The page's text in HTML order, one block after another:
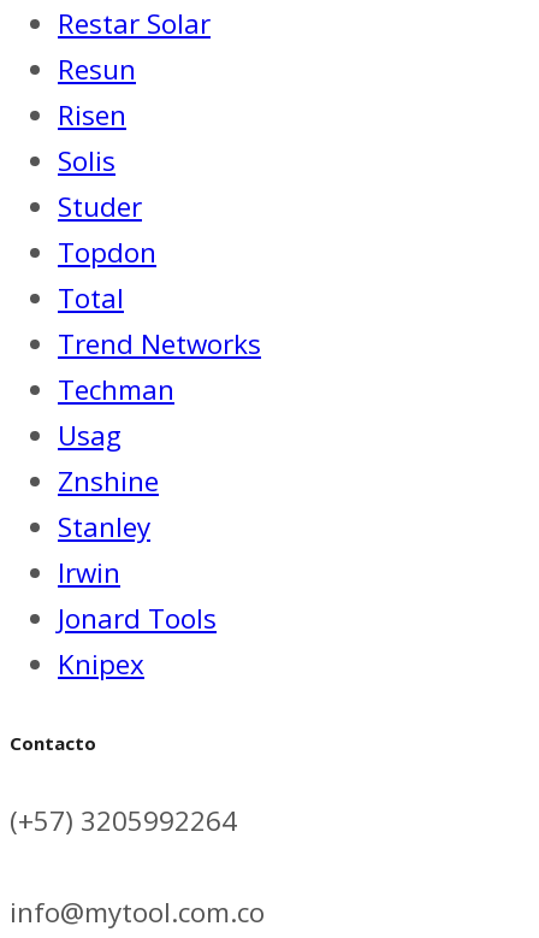
Restar Solar
Resun
Risen
Solis
Studer
Topdon
Total
Trend Networks
Techman
Usag
Znshine
Stanley
Irwin
Jonard Tools
Knipex
Contacto
(+57) 3205992264
info@mytool.com.co